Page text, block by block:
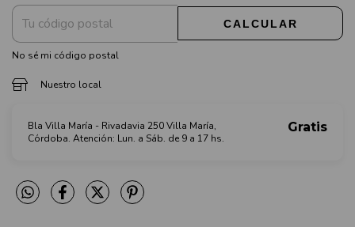
CALCULAR
No sé mi código postal
Nuestro local
Bla Villa María - Rivadavia 250 Villa María,
Córdoba. Atención: Lun. a Sáb. de 9 a 17 hs.
Gratis